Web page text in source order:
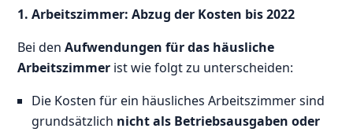
1. Arbeitszimmer: Abzug der Kosten bis 2022
Bei denAufwendungen für das häusliche
Arbeitszimmer ist wie folgt zu unterscheiden:
Die Kosten für ein häusliches Arbeitszimmer sind
grundsätzlich nicht als Betriebsausgaben oder